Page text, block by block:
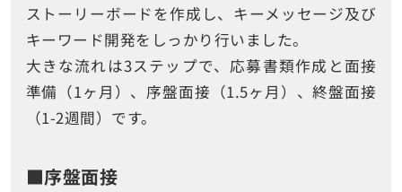
ストーリーボードを作成し、キーメッセージ及び
キーワード開発をしっかり行いました。
大きな流れは3ステップで、応募書類作成と面接
準備（1ヶ月）、序盤面接（1.5ヶ月）、終盤面接
（1-2週間）です。
■序盤面接